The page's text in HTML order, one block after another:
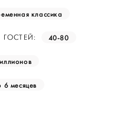
классика
ГОСТЕЙ: 40-80
6 месяцев